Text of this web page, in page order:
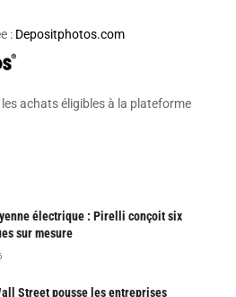
: Depositphotos.com
achats éligibles à la plateforme
électrique : Pirelli conçoit six
sur mesure
Street pousse les entreprises